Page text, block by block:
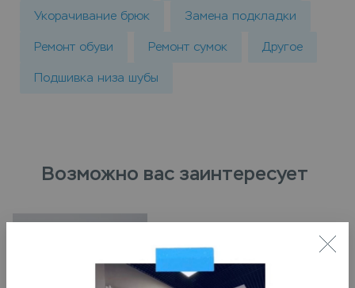
Укорачивание брюк Замена подкладки
Ремонт обуви Ремонт сумок Другое
Подшивка низа шубы
Возможно вас заинтересует